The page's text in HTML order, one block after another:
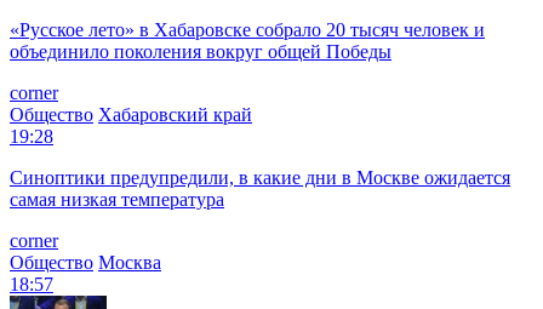
«Русское лето» в Хабаровске собрало 20 тысяч человек и
объединило поколения вокруг общей Победы
corner
Общество Хабаровский край
19:28
Синоптики предупредили, в какие дни в Москве ожидается
самая низкая температура
corner
Общество Москва
18:57